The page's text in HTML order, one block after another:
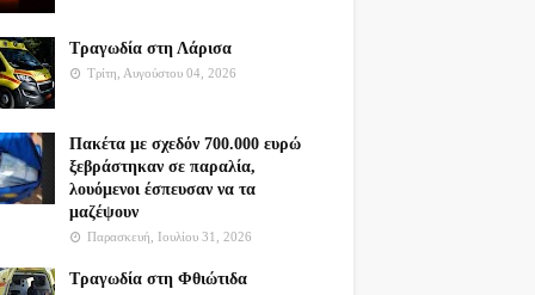
Τραγωδία στη Λάρισα
Τρίτη, Αυγούστου 04, 2026
Πακέτα με σχεδόν 700.000 ευρώ
ξεβράστηκαν σε παραλία,
λουόμενοι έσπευσαν να τα
μαζέψουν
Παρασκευή, Ιουλίου 31, 2026
Τραγωδία στη Φθιώτιδα